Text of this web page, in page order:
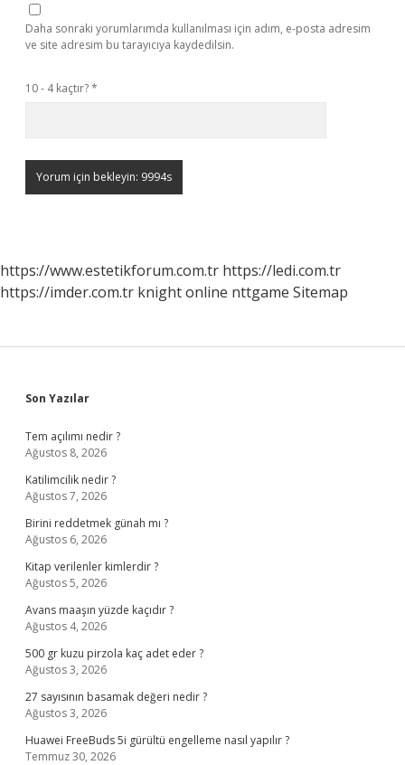
Daha sonraki yorumlarımda kullanılması için adım, e-posta adresim
ve site adresim bu tarayıcıya kaydedilsin.
10 - 4 kaçtır?*
https://www.estetikforum.com.tr https://ledi.com.tr
https://imder.com.tr knight online nttgame Sitemap
Sidebar
Son Yazılar
Tem açılımı nedir ?
Ağustos 8, 2026
Katilimcilik nedir ?
Ağustos 7, 2026
Birini reddetmek günah mı ?
Ağustos 6, 2026
Kitap verilenler kimlerdir ?
Ağustos 5, 2026
Avans maaşın yüzde kaçıdır ?
Ağustos 4, 2026
500 gr kuzu pirzola kaç adet eder ?
Ağustos 3, 2026
27 sayısının basamak değeri nedir ?
Ağustos 3, 2026
Huawei FreeBuds 5i gürültü engelleme nasıl yapılır ?
Temmuz 30, 2026